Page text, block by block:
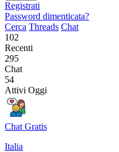
Registrati
Password dimenticata?
Cerca Threads Chat
102
Recenti
295
Chat
54
Attivi Oggi
Chat Gratis
Italia